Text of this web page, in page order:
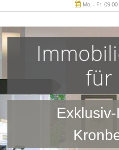
Mo. - Fr.
für